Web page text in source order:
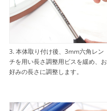
3. 本体取り付け後、3mm六角レン
チを用い長さ調整用ビスを緩め、お
好みの長さに調整します。